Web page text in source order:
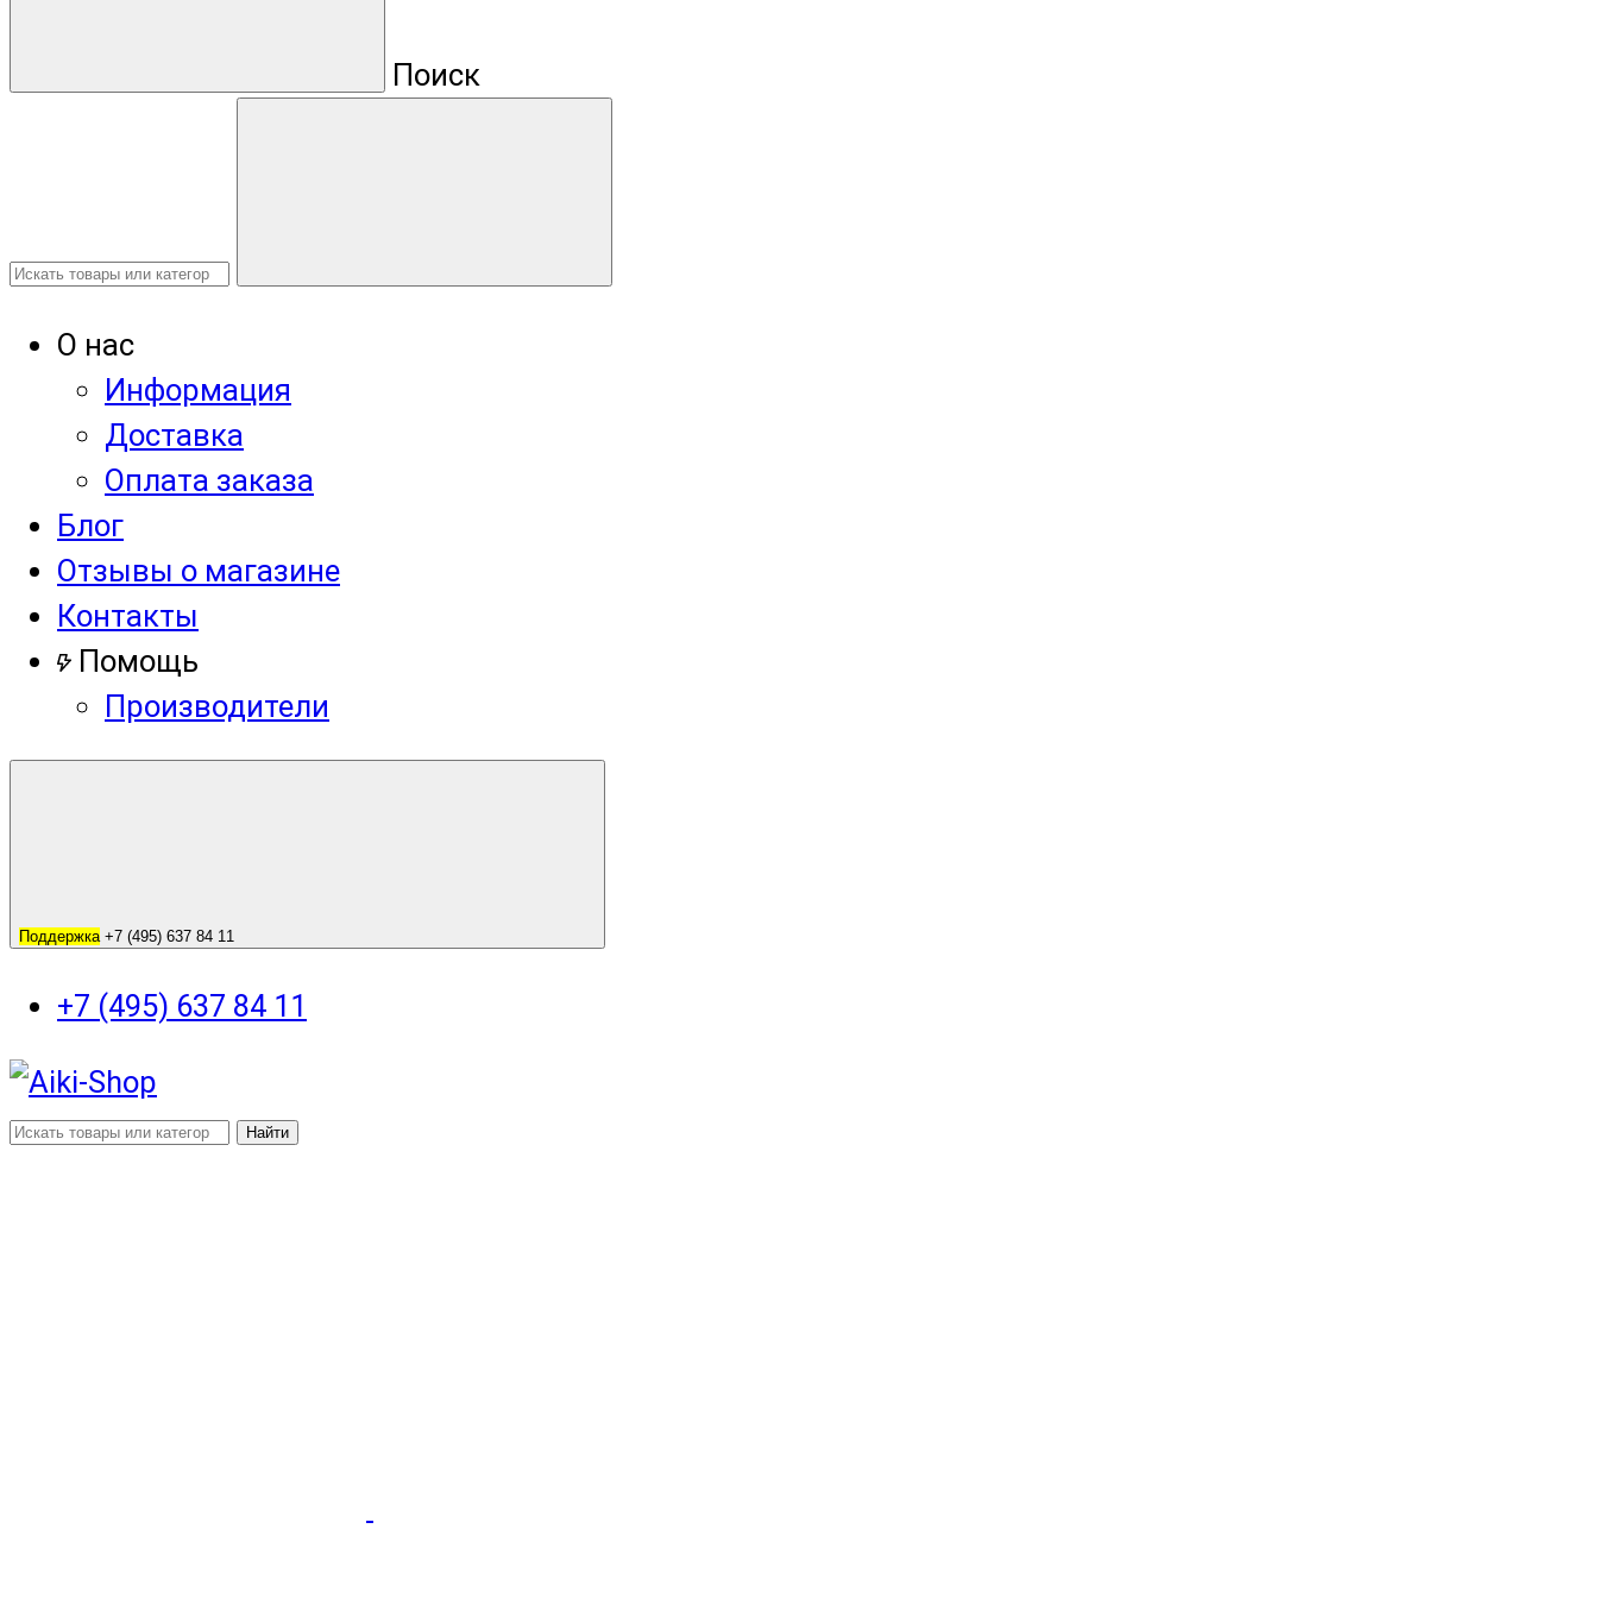
Поиск
О нас
Информация
Доставка
Оплата заказа
Блог
Отзывы о магазине
Контакты
Помощь
Производители
Поддержка +7 (495) 637 84 11
+7 (495) 637 84 11
Найти